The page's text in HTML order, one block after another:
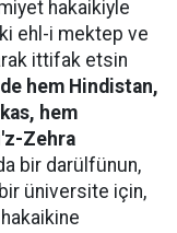
hakaikiyle
ehl-i mektep ve
ittifak etsin
hem Hindistan,
hem
Zehra
bir darülfünun,
üniversite için,